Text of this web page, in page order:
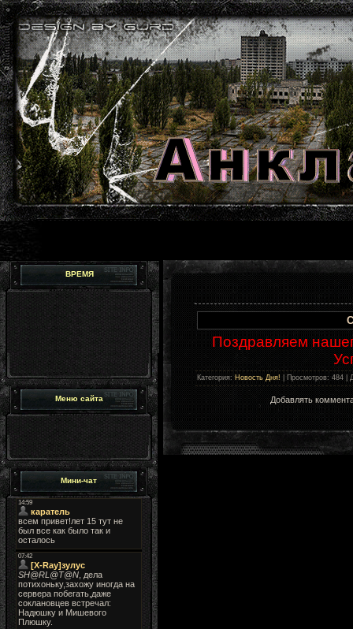
ВРЕМЯ
Меню сайта
Мини-чат
Поздравляем
Категория:Новость Дня! Просмотров: 484 |
Добавлять